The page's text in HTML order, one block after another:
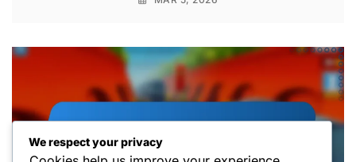
We respect your privacy